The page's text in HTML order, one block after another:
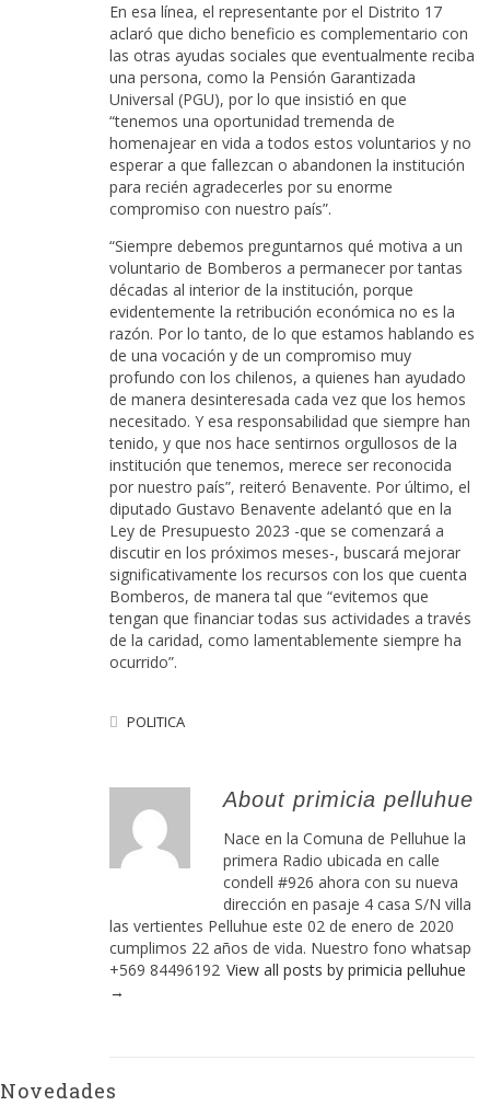
En esa línea, el representante por el Distrito 17
aclaró que dicho beneficio es complementario con
las otras ayudas sociales que eventualmente reciba
una persona, como la Pensión Garantizada
Universal (PGU), por lo que insistió en que
“tenemos una oportunidad tremenda de
homenajear en vida a todos estos voluntarios y no
esperar a que fallezcan o abandonen la institución
para recién agradecerles por su enorme
compromiso con nuestro país”.
“Siempre debemos preguntarnos qué motiva a un
voluntario de Bomberos a permanecer por tantas
décadas al interior de la institución, porque
evidentemente la retribución económica no es la
razón. Por lo tanto, de lo que estamos hablando es
de una vocación y de un compromiso muy
profundo con los chilenos, a quienes han ayudado
de manera desinteresada cada vez que los hemos
necesitado. Y esa responsabilidad que siempre han
tenido, y que nos hace sentirnos orgullosos de la
institución que tenemos, merece ser reconocida
por nuestro país”, reiteró Benavente. Por último, el
diputado Gustavo Benavente adelantó que en la
Ley de Presupuesto 2023 -que se comenzará a
discutir en los próximos meses-, buscará mejorar
significativamente los recursos con los que cuenta
Bomberos, de manera tal que “evitemos que
tengan que financiar todas sus actividades a través
de la caridad, como lamentablemente siempre ha
ocurrido”.
POLITICA
About primicia pelluhue
Nace en la Comuna de Pelluhue la
primera Radio ubicada en calle
condell #926 ahora con su nueva
dirección en pasaje 4 casa S/N villa
las vertientes Pelluhue este 02 de enero de 2020
cumplimos 22 años de vida. Nuestro fono whatsap
+569 84496192 View all posts by primicia pelluhue
→
Novedades